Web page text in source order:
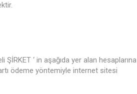
‘ in aşağıda yer alan hesaplarına
ödeme yöntemiyle internet sitesi